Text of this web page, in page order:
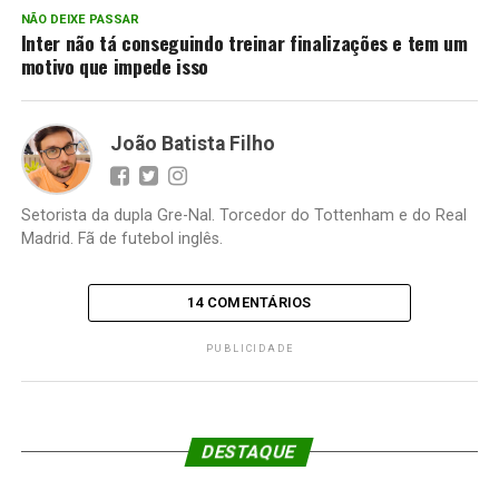
NÃO DEIXE PASSAR
Inter não tá conseguindo treinar finalizações e tem um
motivo que impede isso
João Batista Filho
Setorista da dupla Gre-Nal. Torcedor do Tottenham e do Real
Madrid. Fã de futebol inglês.
14 COMENTÁRIOS
PUBLICIDADE
DESTAQUE